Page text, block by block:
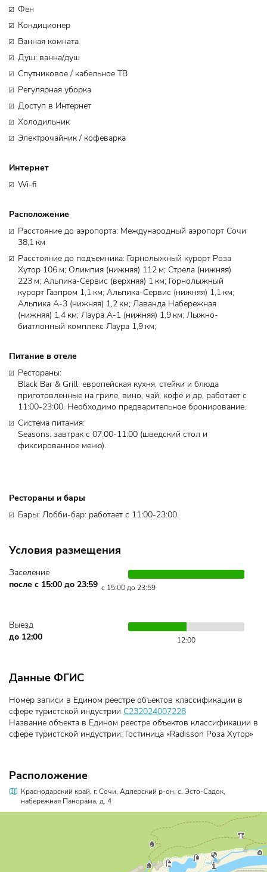
Фен
Кондиционер
Ванная комната
Душ: ванна/душ
Спутниковое / кабельное ТВ
Регулярная уборка
Доступ в Интернет
Холодильник
Электрочайник / кофеварка
Интернет
Wi-fi
Расположение
Расстояние до аэропорта: Международный аэропорт Сочи
38,1 км
Расстояние до подъемника: Горнолыжный курорт Роза
Хутор 106 м; Олимпия (нижняя) 112 м; Стрела (нижняя)
223 м; Альпика-Сервис (верхняя) 1 км; Горнолыжный
курорт Газпром 1,1 км; Альпика-Сервис (нижняя) 1,1 км;
Альпика А-3 (нижняя) 1,2 км; Лаванда Набережная
(нижняя) 1,4 км; Лаура A-1 (нижняя) 1,9 км; Лыжно-
биатлонный комплекс Лаура 1,9 км;
Питание в отеле
Рестораны: ​
Black Bar & Grill: европейская кухня, стейки и блюда
приготовленные на гриле, вино, чай, кофе и др, работает с
11:00-23:00. Необходимо предварительное бронирование.
Система питания: ​
Seasons: завтрак с 07:00-11:00 (шведский стол и
фиксированное меню).
Рестораны и бары
Бары: Лобби-бар: работает с 11:00-23:00.
Условия размещения
Заселение
после с 15:00 до 23:59 с 15:00 до 23:59
Выезд
до 12:00 12:00
Данные ФГИС
Номер записи в Едином реестре объектов классификации в
сфере туристской индустрии С232024007228
Название объекта в Едином реестре объектов классификации в
сфере туристской индустрии: Гостиница «Radisson Роза Хутор»
Расположение
Краснодарский край, г. Сочи, Адлерский р-он, с. Эсто-Садок,
набережная Панорама, д. 4